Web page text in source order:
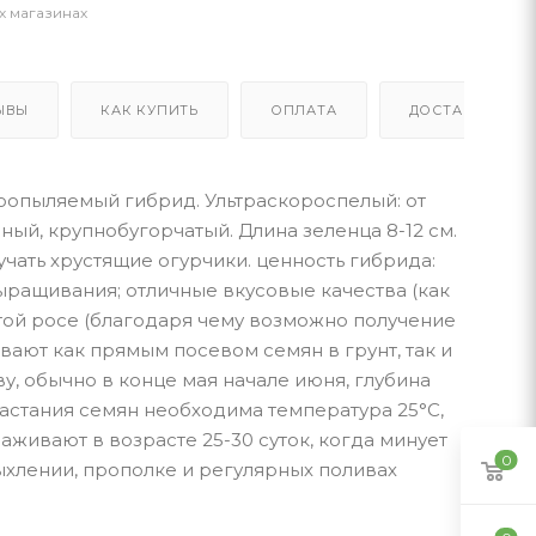
магазинах
КАК КУПИТЬ ОПЛАТА ДОСТАВКА
гибрид. Ультраскороспелый: от
крупнобугорчатый. Длина зеленца 8-12 см.
хрустящие огурчики. ценность гибрида:
отличные вкусовые качества (как
росе (благодаря чему возможно получение
как прямым посевом семян в грунт, так и
обычно в конце мая начале июня, глубина
семян необходима температура 25°С,
в возрасте 25-30 суток, когда минует
прополке и регулярных поливах
0